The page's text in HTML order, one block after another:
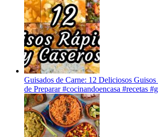
Guisados de Carne: 12 Deliciosos Guisos
de Preparar #cocinandoencasa #recetas